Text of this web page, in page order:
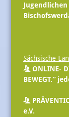
Jugendlichen
Sächsische
ONLINE-
BEWEGT.“
e.V.